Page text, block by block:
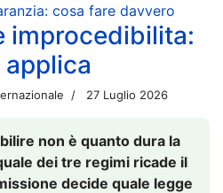
cosa fare davvero
improcedibilita:
27 Luglio 2026
non è quanto dura la
dei tre regimi ricade il
decide quale legge